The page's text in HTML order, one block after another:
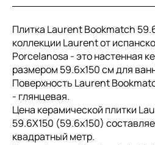
Плитка Laurent Bookmatch
коллекции Laurent от
Porcelanosa - это настенная
размером 59.6x150 см для
Поверхность Laurent
- глянцевая.
Цена керамической плитки
59.6X150 (59.6x150)
квадратный метр.